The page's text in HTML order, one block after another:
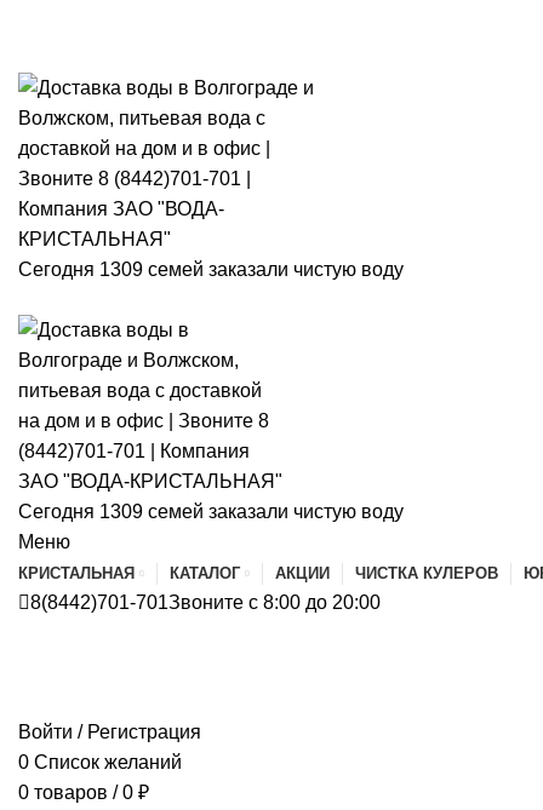
Сегодня 1309 семей заказали чистую воду
Сегодня 1309 семей заказали чистую воду
Меню
КРИСТАЛЬНАЯ КАТАЛОГ АКЦИИ ЧИСТКА КУЛЕРОВ
8(8442)701-701Звоните с 8:00 до 20:00
Войти / Регистрация
0 Список желаний
0 товаров / 0 ₽